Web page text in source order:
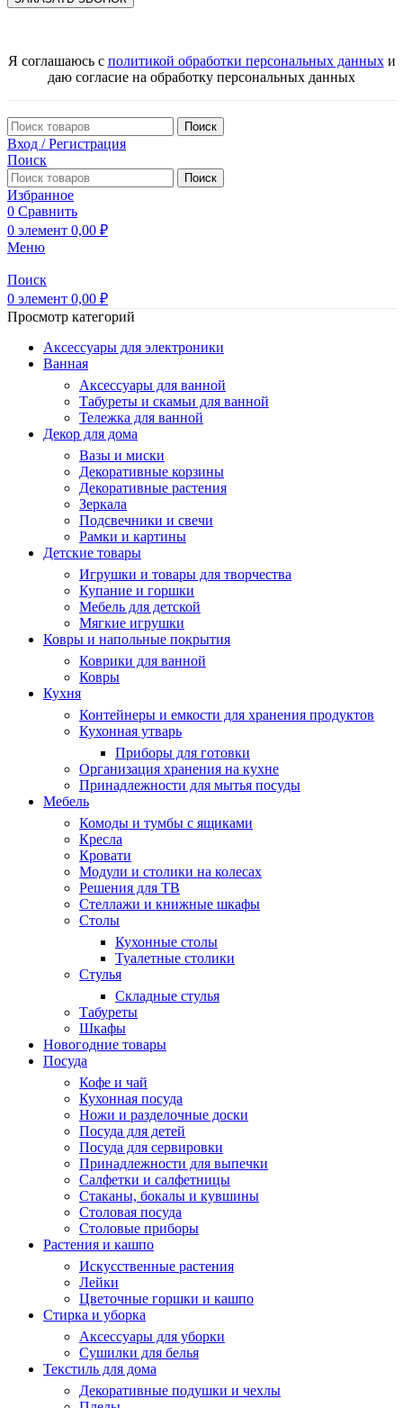
Я соглашаюсь с политикой обработки персональных данныхи
даю согласие на обработку персональных данных
Поиск
Вход / Регистрация
Поиск
Поиск
Избранное
0 Сравнить
0 элемент 0,00 ₽
Меню
Поиск
0 элемент 0,00 ₽
Просмотр категорий
Аксессуары для электроники
Ванная
Аксессуары для ванной
Табуреты и скамьи для ванной
Тележка для ванной
Декор для дома
Вазы и миски
Декоративные корзины
Декоративные растения
Зеркала
Подсвечники и свечи
Рамки и картины
Детские товары
Игрушки и товары для творчества
Купание и горшки
Мебель для детской
Мягкие игрушки
Ковры и напольные покрытия
Коврики для ванной
Ковры
Кухня
Контейнеры и емкости для хранения продуктов
Кухонная утварь
Приборы для готовки
Организация хранения на кухне
Принадлежности для мытья посуды
Мебель
Комоды и тумбы с ящиками
Кресла
Кровати
Модули и столики на колесах
Решения для ТВ
Стеллажи и книжные шкафы
Столы
Кухонные столы
Туалетные столики
Стулья
Складные стулья
Табуреты
Шкафы
Новогодние товары
Посуда
Кофе и чай
Кухонная посуда
Ножи и разделочные доски
Посуда для детей
Посуда для сервировки
Принадлежности для выпечки
Салфетки и салфетницы
Стаканы, бокалы и кувшины
Столовая посуда
Столовые приборы
Растения и кашпо
Искусственные растения
Лейки
Цветочные горшки и кашпо
Стирка и уборка
Аксессуары для уборки
Сушилки для белья
Текстиль для дома
Декоративные подушки и чехлы